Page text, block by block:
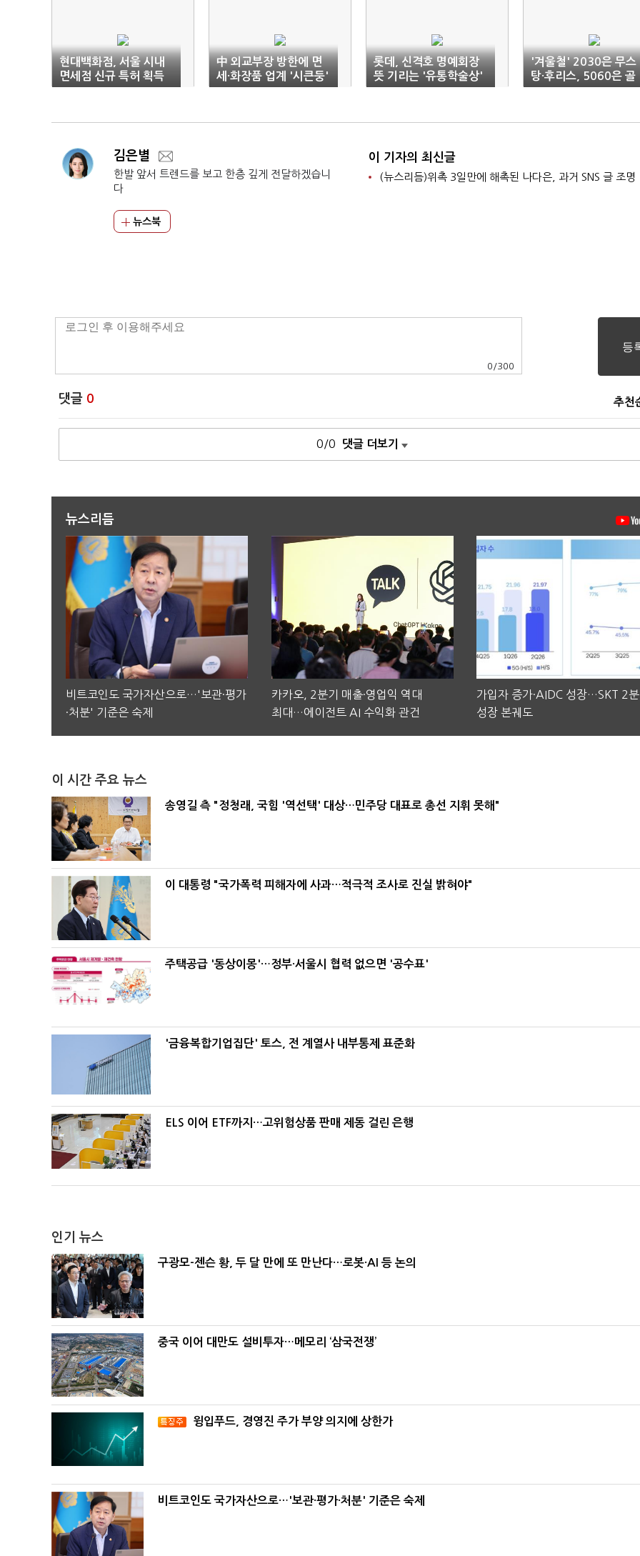
현대백화점, 서울 시내
면세점 신규 특허 획득
中 외교부장 방한에 면
세·화장품 업계 '시큰둥'
롯데, 신격호 명예회장
뜻 기리는 '유통학술상'
제정
'겨울철' 2030은 무스
탕·후리스, 5060은 골
프·모피
김은별
한발 앞서 트렌드를 보고 한층 깊게 전달하겠습니
다
뉴스북
이 기자의 최신글
(뉴스리듬)위촉 3일만에 해촉된 나다은, 과거 SNS 글 조명
0 /300
댓글 0 추천
0/0 댓글 더보기
뉴스리듬
비트코인도 국가자산으로…'보관·평가
·처분' 기준은 숙제
카카오, 2분기 매출·영업익 역대
최대…에이전트 AI 수익화 관건
가입자 증가·AIDC 성장…SKT 2
성장 본궤도
이 시간 주요 뉴스
송영길 측 "정청래, 국힘 '역선택' 대상…민주당 대표로 총선 지휘 못해"
이 대통령 "국가폭력 피해자에 사과…적극적 조사로 진실 밝혀야"
주택공급 '동상이몽'…정부·서울시 협력 없으면 '공수표'
'금융복합기업집단' 토스, 전 계열사 내부통제 표준화
ELS 이어 ETF까지…고위험상품 판매 제동 걸린 은행
인기 뉴스
구광모-젠슨 황, 두 달 만에 또 만난다…로봇·AI 등 논의
중국 이어 대만도 설비투자…메모리 ‘삼국전쟁’
윙입푸드, 경영진 주가 부양 의지에 상한가
비트코인도 국가자산으로…'보관·평가·처분' 기준은 숙제